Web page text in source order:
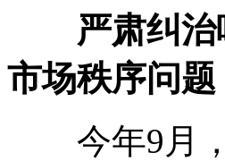
严肃纠治吃
市场秩序问
今年9月，